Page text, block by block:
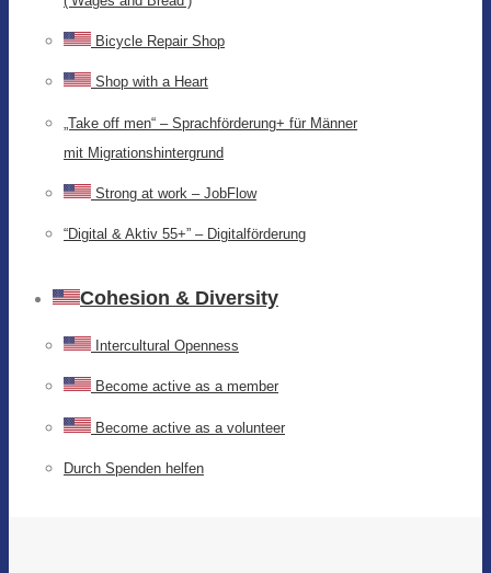
Bicycle Repair Shop
Shop with a Heart
„Take off men“ – Sprachförderung+ für Männer
mit Migrationshintergrund
Strong at work – JobFlow
“Digital & Aktiv 55+” – Digitalförderung
Cohesion & Diversity
Intercultural Openness
Become active as a member
Become active as a volunteer
Durch Spenden helfen